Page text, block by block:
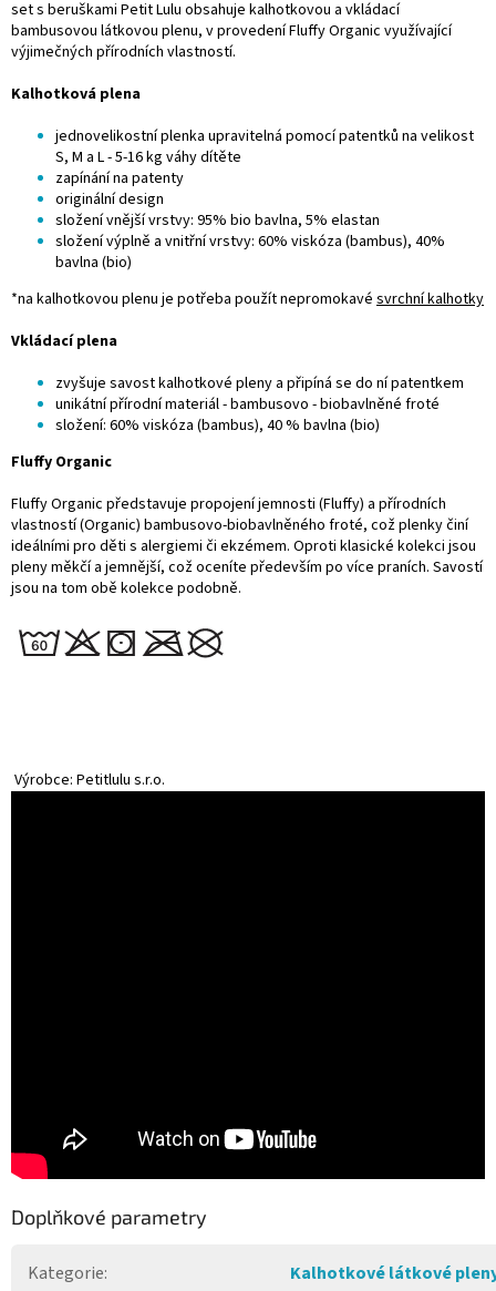
set s beruškami Petit Lulu obsahuje kalhotkovou a vkládací
bambusovou látkovou plenu, v provedení Fluffy Organic využívající
výjimečných přírodních vlastností.
Kalhotková plena
jednovelikostní plenka upravitelná pomocí patentků na velikost
S, M a L - 5-16 kg váhy dítěte
zapínání na patenty
originální design
složení vnější vrstvy: 95% bio bavlna, 5% elastan
složení výplně a vnitřní vrstvy: 60% viskóza (bambus), 40%
bavlna (bio)
*na kalhotkovou plenu je potřeba použít nepromokavé svrchní kalhotky
Vkládací plena
zvyšuje savost kalhotkové pleny a připíná se do ní patentkem
unikátní přírodní materiál - bambusovo - biobavlněné froté
složení: 60% viskóza (bambus), 40 % bavlna (bio)
Fluffy Organic
Fluffy Organic představuje propojení jemnosti (Fluffy) a přírodních
vlastností (Organic) bambusovo-biobavlněného froté, což plenky činí
ideálními pro děti s alergiemi či ekzémem. Oproti klasické kolekci jsou
pleny měkčí a jemnější, což oceníte především po více praních. Savostí
jsou na tom obě kolekce podobně.
Výrobce: Petitlulu s.r.o.
Doplňkové parametry
Kategorie: Kalhotkové látkové